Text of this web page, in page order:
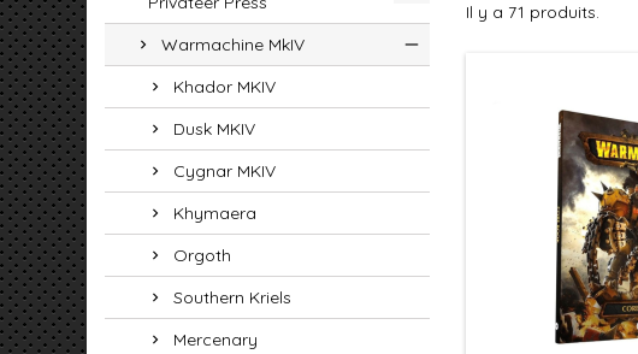
Warmachine MkIV
Khador MKIV
Dusk MKIV
Cygnar MKIV
Khymaera
Orgoth
Southern Kriels
Mercenary
Il y a 71 produits.